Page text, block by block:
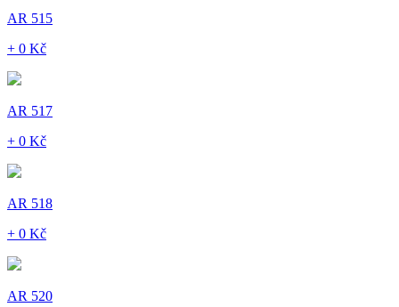
AR 515
+ 0 Kč
AR 517
+ 0 Kč
AR 518
+ 0 Kč
AR 520